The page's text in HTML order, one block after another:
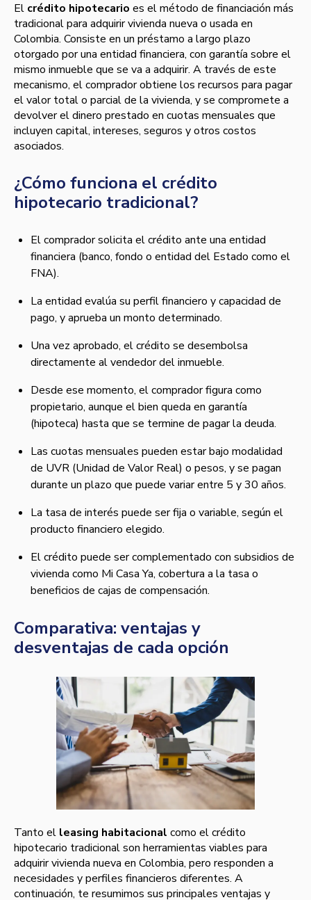
El crédito hipotecario es el método de financiación más
tradicional para adquirir vivienda nueva o usada en
Colombia. Consiste en un préstamo a largo plazo
otorgado por una entidad financiera, con garantía sobre el
mismo inmueble que se va a adquirir. A través de este
mecanismo, el comprador obtiene los recursos para pagar
el valor total o parcial de la vivienda, y se compromete a
devolver el dinero prestado en cuotas mensuales que
incluyen capital, intereses, seguros y otros costos
asociados.
¿Cómo funciona el crédito
hipotecario tradicional?
El comprador solicita el crédito ante una entidad
financiera (banco, fondo o entidad del Estado como el
FNA).
La entidad evalúa su perfil financiero y capacidad de
pago, y aprueba un monto determinado.
Una vez aprobado, el crédito se desembolsa
directamente al vendedor del inmueble.
Desde ese momento, el comprador figura como
propietario, aunque el bien queda en garantía
(hipoteca) hasta que se termine de pagar la deuda.
Las cuotas mensuales pueden estar bajo modalidad
de UVR (Unidad de Valor Real) o pesos, y se pagan
durante un plazo que puede variar entre 5 y 30 años.
La tasa de interés puede ser fija o variable, según el
producto financiero elegido.
El crédito puede ser complementado con subsidios de
vivienda como Mi Casa Ya, cobertura a la tasa o
beneficios de cajas de compensación.
Comparativa: ventajas y
desventajas de cada opción
Tanto el leasing habitacional como el crédito
hipotecario tradicional son herramientas viables para
adquirir vivienda nueva en Colombia, pero responden a
necesidades y perfiles financieros diferentes. A
continuación, te resumimos sus principales ventajas y